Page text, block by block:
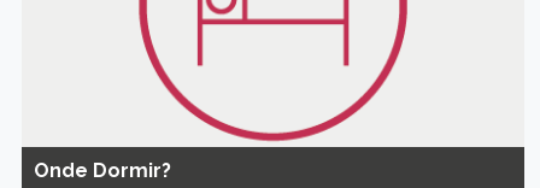
Onde Dormir?